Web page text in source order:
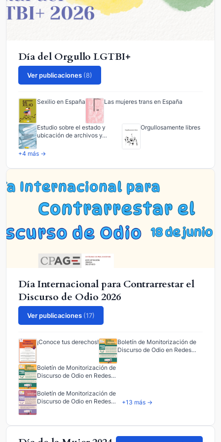
Día del Orgullo LGTBI+
Ver publicaciones (8)
Sexilio en España Las mujeres trans en España
Estudio sobre el estado y
ubicación de archivos y…
Orgullosamente libres
+4 más →
Día Internacional para Contrarrestar el
Discurso de Odio 2026
Ver publicaciones (17)
¡Conoce tus derechos!
Boletín de Monitorización de
Discurso de Odio en Redes…
Boletín de Monitorización de
Discurso de Odio en Redes…
Boletín de Monitorización de
Discurso de Odio en Redes…
+13 más →